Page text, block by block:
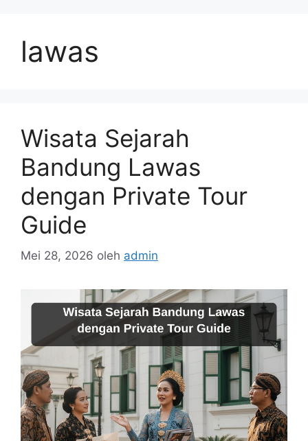
lawas
Wisata Sejarah
Bandung Lawas
dengan Private Tour
Guide
Mei 28, 2026 oleh admin